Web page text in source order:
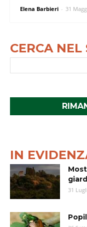
Elena Barbieri - 31
CERCA NEL
IN
31